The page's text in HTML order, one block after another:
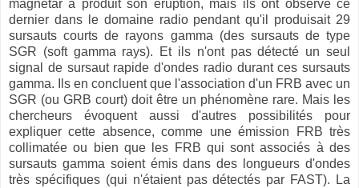
magnétar a produit son éruption, mais ils ont observé ce
dernier dans le domaine radio pendant qu'il produisait 29
sursauts courts de rayons gamma (des sursauts de type
SGR (soft gamma rays). Et ils n'ont pas détecté un seul
signal de sursaut rapide d'ondes radio durant ces sursauts
gamma. Ils en concluent que l'association d'un FRB avec un
SGR (ou GRB court) doit être un phénomène rare. Mais les
chercheurs évoquent aussi d'autres possibilités pour
expliquer cette absence, comme une émission FRB très
collimatée ou bien que les FRB qui sont associés à des
sursauts gamma soient émis dans des longueurs d'ondes
très spécifiques (qui n'étaient pas détectés par FAST). La